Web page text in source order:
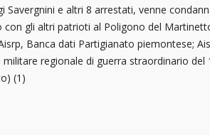
Savergnini e altri 8 arrestati, venne
con gli altri patrioti al Poligono del
Banca dati Partigianato piemontese;
militare regionale di guerra straordinario del
(1)